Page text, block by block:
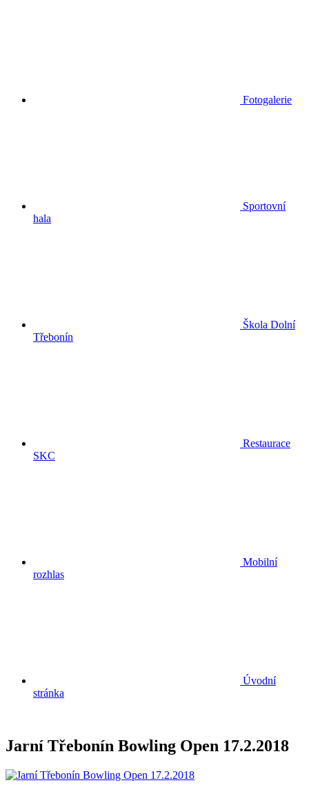
Fotogalerie
Sportovní
hala
Škola Dolní
Třebonín
Restaurace
SKC
Mobilní
rozhlas
Úvodní
stránka
Jarní Třebonín Bowling Open 17.2.2018